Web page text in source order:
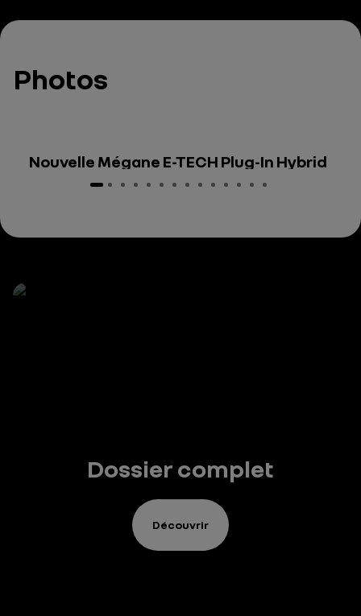
Photos
Nouvelle Mégane E-TECH Plug-In Hybrid
Dossier complet
Découvrir